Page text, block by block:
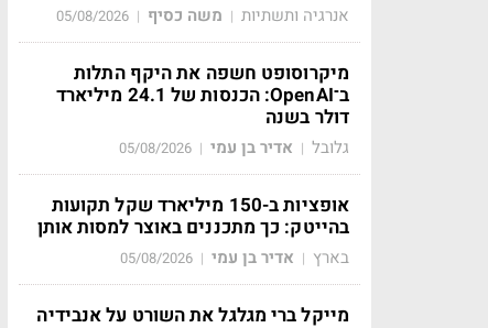
אנרגיה ותשתיות | משה כסיף |
05/08/2026
מיקרוסופט חשפה את היקף התלות
ב־OpenAI: הכנסות של 24.1 מיליארד
דולר בשנה
גלובל | אדיר בן עמי |
05/08/2026
אופציות ב-150 מיליארד שקל תקועות
בהייטק: כך מתכננים באוצר למסות אותן
בארץ | אדיר בן עמי |
05/08/2026
מייקל ברי מגלגל את השורט על אנבידיה